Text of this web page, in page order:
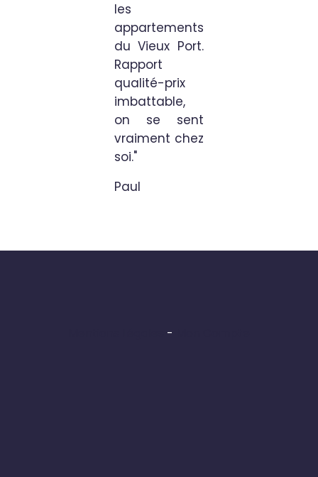
les
appartements
du Vieux Port.
Rapport
qualité-prix
imbattable,
on se sent
vraiment chez
soi."
Paul